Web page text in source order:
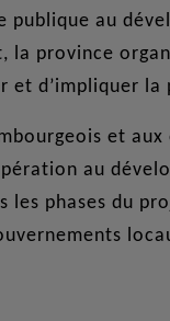
au
la province
et d’impliquer
et
au
les phases du